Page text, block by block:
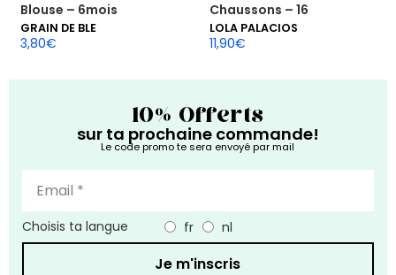
Blouse – 6mois
GRAIN DE BLE
3,80€
Chaussons – 16
LOLA PALACIOS
11,90€
10% Offerts
sur ta prochaine commande!
Le code promo te sera envoyé par mail
Choisis ta langue fr nl
Je m'inscris